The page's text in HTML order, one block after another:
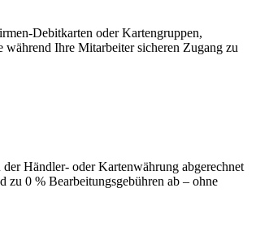
Debitkarten oder Kartengruppen,
Ihre Mitarbeiter sicheren Zugang zu
Händler- oder Kartenwährung abgerechnet
0 % Bearbeitungsgebühren ab – ohne